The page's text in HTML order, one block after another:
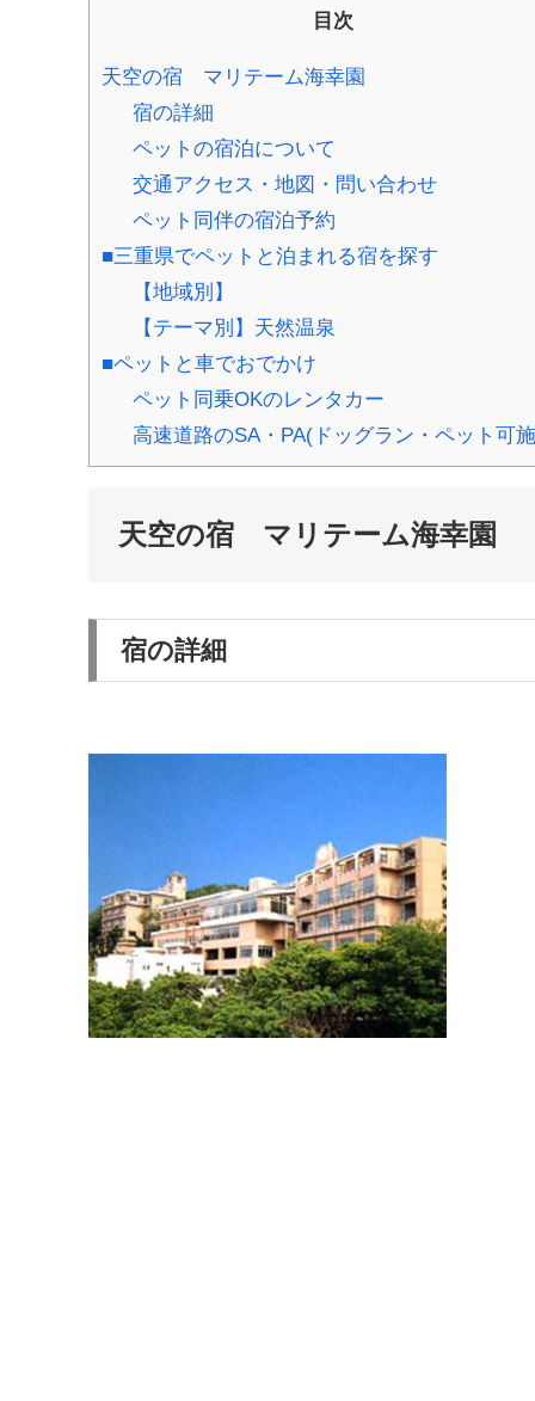
目次
天空の宿 マリテーム海幸園
宿の詳細
ペットの宿泊について
交通アクセス・地図・問い合わせ
ペット同伴の宿泊予約
■三重県でペットと泊まれる宿を探す
【地域別】
【テーマ別】天然温泉
■ペットと車でおでかけ
ペット同乗OKのレンタカー
高速道路のSA・PA(ドッグラン・ペット可
天空の宿 マリテーム海幸園
宿の詳細